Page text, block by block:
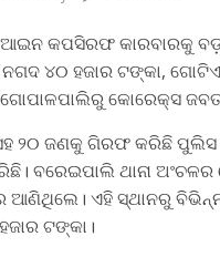
କପସିରଫ କାରବାରକୁ ବଡ଼
୪୦ ହଜାର ଟଙ୍କା,
କୋରେକ୍ସ
୨୦ ଜଣକୁ ଗିରଫ କରିଛି
ବରେଇପାଲି ଥାନା
ଏହି ସ୍ଥାନରୁ ବିଭିନ୍ନ
ଟଙ୍କା।